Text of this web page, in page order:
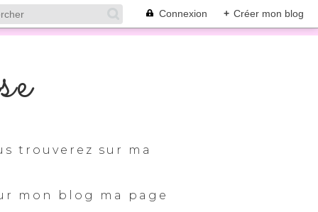
Connexion + Créer mon blog
trouverez sur ma
mon blog ma page